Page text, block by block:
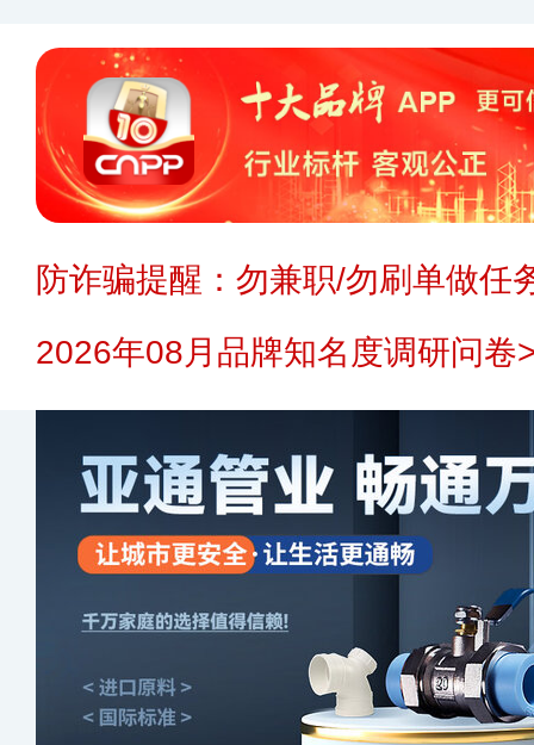
防诈骗提醒：勿兼职/勿刷单做任
2026年08月品牌知名度调研问卷